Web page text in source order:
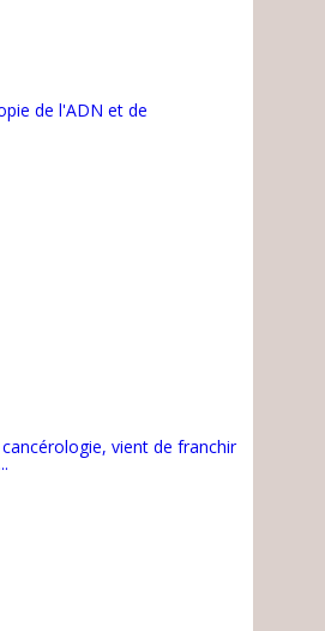
de l'ADN et de
vient de franchir